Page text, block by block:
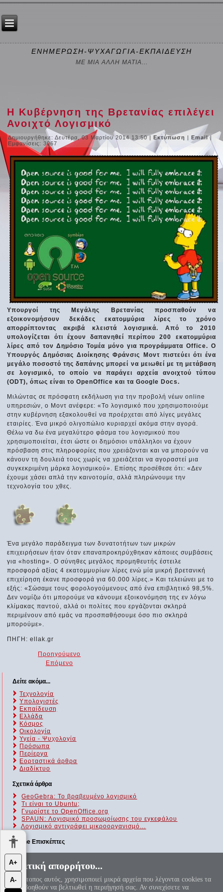
ΕΝΗΜΕΡΩΣΗ-ΨΥΧΑΓΩΓΙΑ-ΕΚΠΑΙΔΕΥΣΗ
ΜΕ ΜΙΑ ΑΛΛΗ ΜΑΤΙΑ...
Η Κυβέρνηση της Βρετανίας επιλέγει
Ανοιχτό Λογισμικό
Δημιουργήθηκε: Δευτέρα, 03 Μαρτίου 2014 13:50|Εκτύπωση |Email|
Εμφανίσεις: 3067
Υπουργοί της Μεγάλης Βρετανίας προσπαθούν να
εξοικονομήσουν δεκάδες εκατομμύρια λίρες το χρόνο
απορρίπτοντας ακριβά κλειστά λογισμικά. Από το 2010
υπολογίζεται ότι έχουν δαπανηθεί περίπου 200 εκατομμύρια
λίρες από τον Δημόσιο Τομέα μόνο για προγράμματα Office. Ο
Υπουργός Δημόσιας Διοίκησης Φράνσις Μοντ πιστεύει ότι ένα
μεγάλο ποσοστό της δαπάνης μπορεί να μειωθεί με τη μετάβαση
σε λογισμικό, το οποίο να παράγει αρχεία ανοιχτού τύπου
(ODT), όπως είναι το OpenOffice και τα Google Docs.
Μιλώντας σε πρόσφατη εκδήλωση για την προβολή νέων online
υπηρεσιών, ο Μοντ ανέφερε: «Το λογισμικό που χρησιμοποιούμε
στην κυβέρνηση εξακολουθεί να προέρχεται από λίγες μεγάλες
εταιρίες. Ένα μικρό ολιγοπώλιο κυριαρχεί ακόμα στην αγορά.
Θέλω να δω ένα μεγαλύτερο φάσμα του λογισμικού που
χρησιμοποιείται, έτσι ώστε οι δημόσιοι υπάλληλοι να έχουν
πρόσβαση στις πληροφορίες που χρειάζονται και να μπορούν να
κάνουν τη δουλειά τους χωρίς να χρειάζεται να αγοραστεί μια
συγκεκριμένη μάρκα λογισμικού». Επίσης προσέθεσε ότι: «Δεν
έχουμε χάσει απλά την καινοτομία, αλλά πληρώνουμε την
τεχνολογία του χθες.
Ένα μεγάλο παράδειγμα των δυνατοτήτων των μικρών
επιχειρήσεων ήταν όταν επαναπροκηρύχθηκαν κάποιες συμβάσεις
για «hosting». Ο σύνηθες μεγάλος προμηθευτής έστειλε
προσφορά αξίας 4 εκατομμυρίων λίρες ενώ μία μικρή βρετανική
επιχείρηση έκανε προσφορά για 60.000 λίρες.» Και τελειώνει με το
εξής: «Σώσαμε τους φορολογούμενους από ένα επιβλητικό 98,5%.
Δεν νομίζω ότι μπορούμε να κάνουμε εξοικονόμηση της εν λόγω
κλίμακας παντού, αλλά οι πολίτες που εργάζονται σκληρά
περιμένουν από εμάς να προσπαθήσουμε όσο πιο σκληρά
μπορούμε».
ΠΗΓΗ: ellak.gr
Προηγούμενο
Επόμενο
Δείτε ακόμα...
Τεχνολογία
Υπολογιστές
Εκπαίδευση
Ελλάδα
Κόσμος
Οικολογία
Υγεία - Ψυχολογία
Πρόσωπα
Περίεργα
Εορταστικά άρθρα
Διαδίκτυο
Σχετικά άρθρα
GeoGebra: Το βραβευμένο λογισμικό
Τι είναι το Ubuntu;
Γνωρίστε το OpenOffice.org
SPAUN: Λογισμικό προσωμοίωσης του εγκεφάλου
Λογισμικό αντιγράφει μικροοργανισμό...
Online Επισκέπτες
Αυτήν τη στιγμή επισκέπτονται τον ιστότοπό μας 132 guests και
κανένα μέλος
«Αεί ο Θεός ο Μέγας γεωμετρεί, το κύκλου μήκος ίνα
ορίση διαμέτρω, παρήγαγεν αριθμόν απέραντον, καί όν,
Πολιτική απορρήτου...
Ο ιστότοπος αυτός, χρησιμοποιεί μικρά αρχεία που λέγονται cookies τα
οποία βοηθούν να βελτιωθεί η περιήγησή σας. Αν συνεχίσετε να
Α+
Α-